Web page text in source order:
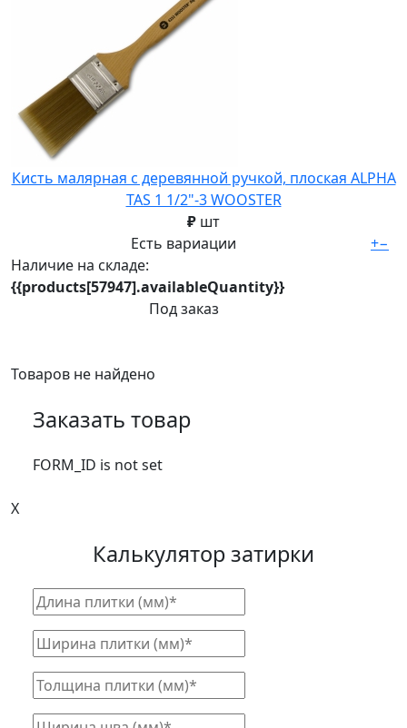
Кисть малярная с деревянной ручкой, плоская ALPHA
TAS 1 1/2"-3 WOOSTER
₽ шт
Есть вариации
Наличие на складе:
{{products[57947].availableQuantity}}
Под заказ
+−
Товаров не найдено
Заказать товар
FORM_ID is not set
X
Калькулятор затирки